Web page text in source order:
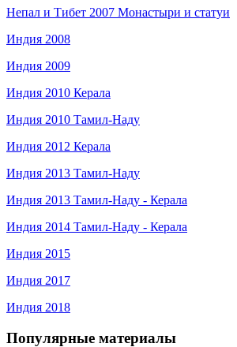
Непал и Тибет 2007 Монастыри и статуи
Индия 2008
Индия 2009
Индия 2010 Керала
Индия 2010 Тамил-Наду
Индия 2012 Керала
Индия 2013 Тамил-Наду
Индия 2013 Тамил-Наду - Керала
Индия 2014 Тамил-Наду - Керала
Индия 2015
Индия 2017
Индия 2018
Популярные материалы